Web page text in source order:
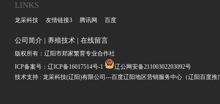
LINKS
龙采科技 友情链接3 腾讯网 百度
公司简介 养殖技术 在线留言
版权所有：辽阳市郑家繁育专业合作社
ICP备案号： 辽ICP备16017514号-1
辽公网安备21100302203092号
技术支持 : 龙采科技(辽阳)有限公司---百度辽阳地区营销服务中心（辽阳百度推